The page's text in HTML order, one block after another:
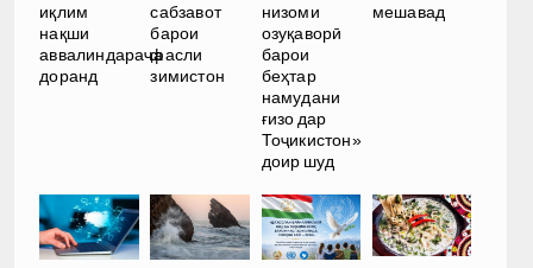
иқлим
нақши
аввалиндараҷа
доранд
сабзавот
барои
фасли
зимистон
низоми
озуқаворӣ
барои
беҳтар
намудани
ғизо дар
Тоҷикистон»
доир шуд
мешавад